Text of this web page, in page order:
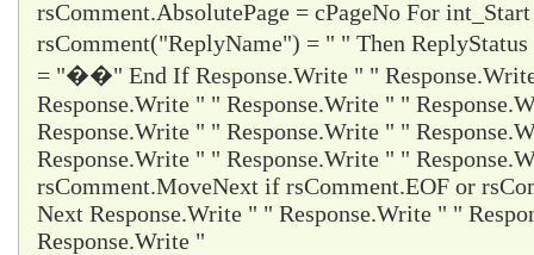
rsComment.AbsolutePage = cPageNo For
rsComment("ReplyName") = " " Then
= "��" End If Response.Write " "
Response.Write " " Response.Write " "
Response.Write " " Response.Write " "
Response.Write " " Response.Write " "
rsComment.MoveNext if rsComment.EOF or
Next Response.Write " " Response.Write " "
Response.Write "